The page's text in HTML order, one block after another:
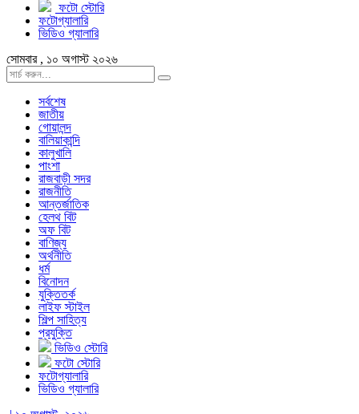
ফটো স্টোরি
ফটোগ্যালারি
ভিডিও গ্যালারি
সোমবার , ১০ অগাস্ট ২০২৬
সর্বশেষ
জাতীয়
গোয়ালন্দ
বালিয়াকান্দি
কালুখালি
পাংশা
রাজবাড়ী সদর
রাজনীতি
আন্তর্জাতিক
হেলথ বিট
অফ বিট
বাণিজ্য
অর্থনীতি
ধর্ম
বিনোদন
যুক্তিতর্ক
লাইফ স্টাইল
শিল্প সাহিত্য
প্রযুক্তি
ভিডিও স্টোরি
ফটো স্টোরি
ফটোগ্যালারি
ভিডিও গ্যালারি